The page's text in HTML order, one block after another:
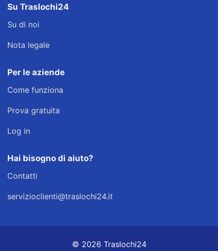
Su Traslochi24
Su di noi
Nota legale
Per le aziende
Come funziona
Prova gratuita
Log in
Hai bisogno di aiuto?
Contatti
servizioclienti@traslochi24.it
© 2026 Traslochi24